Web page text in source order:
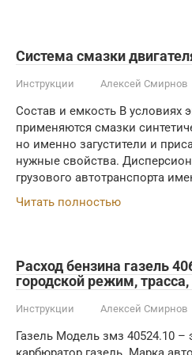
Система смазки
Инструкции Алексей Смирнов
Состав и емкость В условиях
применяются смазки
но именно загустители и
нужные свойства.
грузового автотранспорта
Читать полностью
Расход бензина газель
городской режим,
Инструкции Алексей Смирнов
Газель Модель змз 40524.10 –